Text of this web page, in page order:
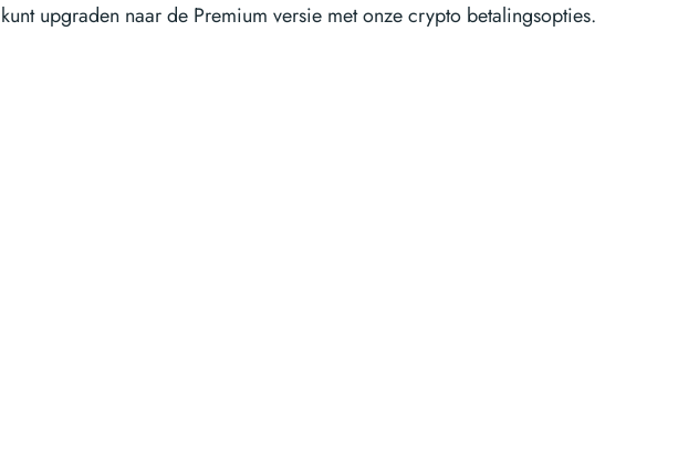
upgraden naar de Premium versie met onze crypto betalingsopties.